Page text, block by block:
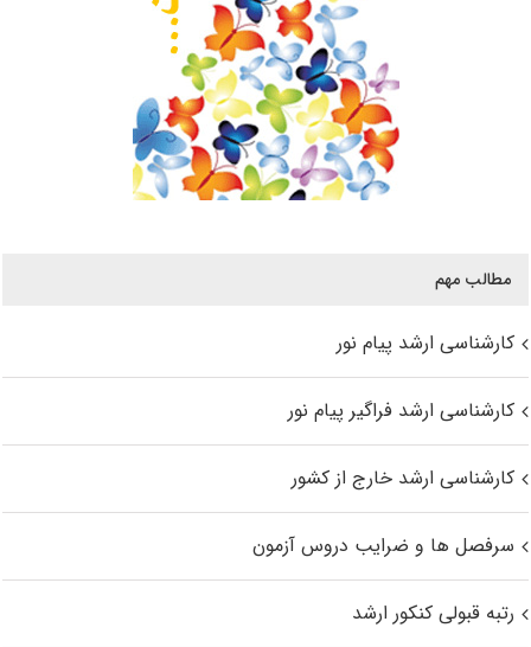
مطالب مهم
کارشناسی ارشد پیام نور
کارشناسی ارشد فراگیر پیام نور
کارشناسی ارشد خارج از کشور
سرفصل ها و ضرایب دروس آزمون
رتبه قبولی کنکور ارشد